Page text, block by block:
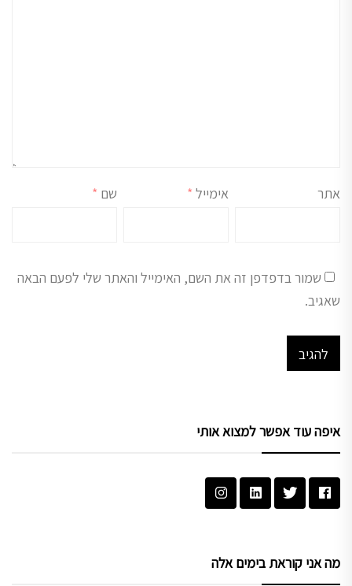
שם * אימייל * אתר
שמור בדפדפן זה את השם, האימייל והאתר שלי לפעם הבאה
שאגיב.
איפה עוד אפשר למצוא אותי
מה אני קוראת בימים אלה